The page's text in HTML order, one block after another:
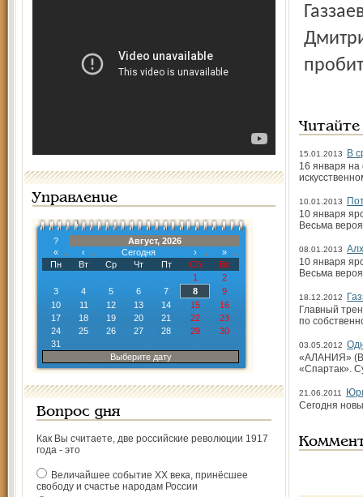
Управление
?
Август, 2026
«
‹ Сегодня ›
»
Пн
Вт Ср Чт Пт Сб
Вс
1
2
3
4 5 6 7 8
9
10
11 12 13 14 15
16
17
18 19 20 21 22
23
24
25 26 27 28 29
30
31
Выберите дату
Вопрос дня
Как Вы считаете, две российские революции 1917
года - это
Величайшее событие ХХ века, принёсшее
свободу и счастье народам России
15.01.2013
В
16 января
10.01.2013
10 января
Весьма
08.01.2013
10 января
Весьма
18.12.2012
Главный
по
03.05.2012
«АЛАНИЯ»
«Спартак».
21.06.2011
Сегодня